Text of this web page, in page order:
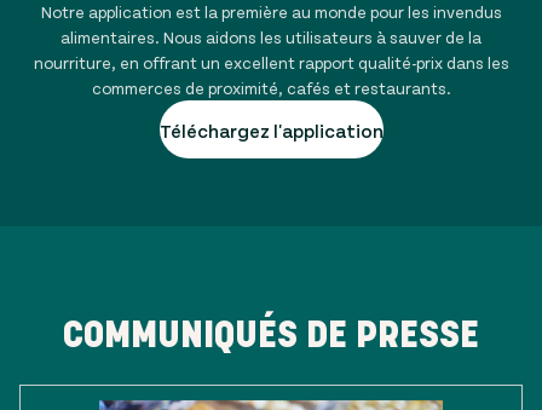
Notre application est la première au monde pour les invendus
alimentaires. Nous aidons les utilisateurs à sauver de la
nourriture, en offrant un excellent rapport qualité-prix dans les
commerces de proximité, cafés et restaurants.
Téléchargez l'application
COMMUNIQUÉS DE PRESSE